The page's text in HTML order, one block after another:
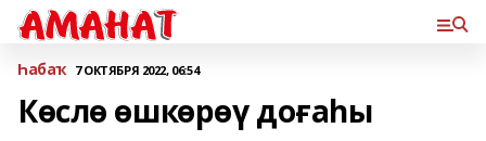
Һабаҡ 7 ОКТЯБРЯ 2022, 06:54
Көслө өшкөрөү доғаһы